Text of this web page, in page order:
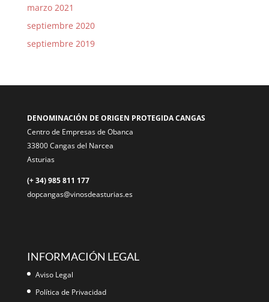
marzo 2021
septiembre 2020
septiembre 2019
DENOMINACIÓN DE ORIGEN PROTEGIDA CANGAS
Centro de Empresas de Obanca
33800 Cangas del Narcea
Asturias
(+ 34) 985 811 177
dopcangas@vinosdeasturias.es
INFORMACIÓN LEGAL
Aviso Legal
Política de Privacidad